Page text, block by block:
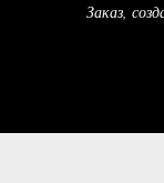
Заказ,